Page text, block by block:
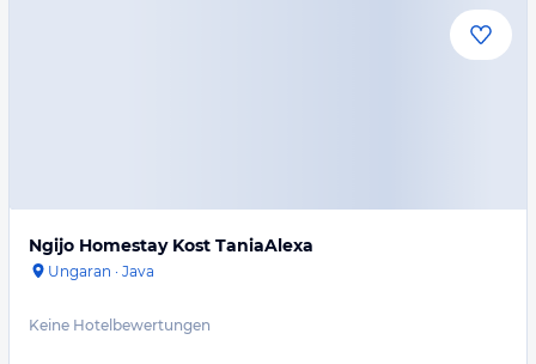
Ngijo Homestay Kost TaniaAlexa
Ungaran · Java
Keine Hotelbewertungen